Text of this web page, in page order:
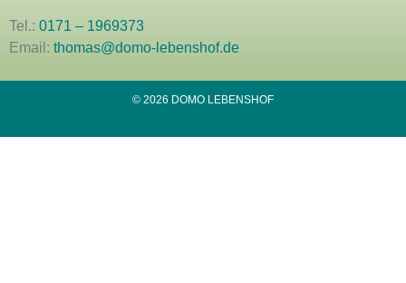
Tel.: 0171 – 1969373
Email: thomas@domo-lebenshof.de
© 2026 DOMO LEBENSHOF